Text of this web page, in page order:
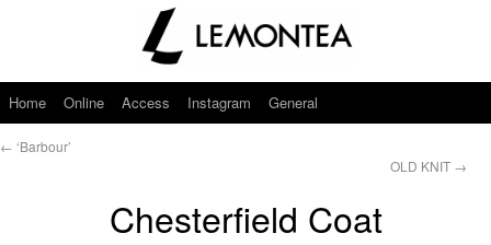
Home Online Access Instagram General
← ‘Barbour’
OLD KNIT →
Chesterfield Coat